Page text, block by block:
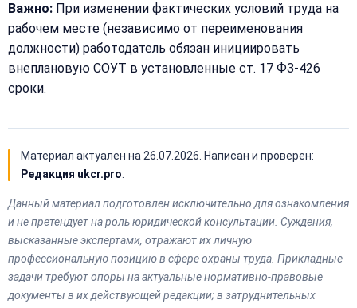
Важно: При изменении фактических условий труда на
рабочем месте (независимо от переименования
должности) работодатель обязан инициировать
внеплановую СОУТ в установленные ст. 17 ФЗ-426
сроки.
Материал актуален на 26.07.2026 . Написан и проверен:
Редакция ukcr.pro
Данный материал подготовлен исключительно для ознакомления
и не претендует на роль юридической консультации. Суждения,
высказанные экспертами, отражают их личную
профессиональную позицию в сфере охраны труда. Прикладные
задачи требуют опоры на актуальные нормативно-правовые
документы в их действующей редакции; в затруднительных